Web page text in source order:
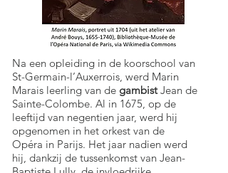
Na een opleiding in de koorschool van
St-Germain-l’Auxerrois, werd Marin
Marais leerling van de gambistJean de
Sainte-Colombe. Al in 1675, op de
leeftijd van negentien jaar, werd hij
opgenomen in het orkest van de
Opéra in Parijs. Het jaar nadien werd
hij, dankzij de tussenkomst van Jean-